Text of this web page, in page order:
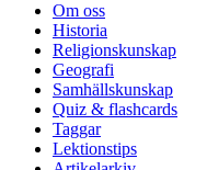
Om oss
Historia
Religionskunskap
Geografi
Samhällskunskap
Quiz & flashcards
Taggar
Lektionstips